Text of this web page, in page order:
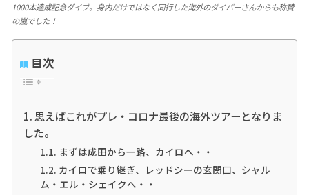
1000本達成記念ダイブ。身内だけではなく同行した海外のダイバーさんからも称賛
の嵐でした！
目次
思えばこれがプレ・コロナ最後の海外ツアーとなりま
した。
まずは成田から一路、カイロへ・・
カイロで乗り継ぎ、レッドシーの玄関口、シャル
ム・エル・シェイクへ・・